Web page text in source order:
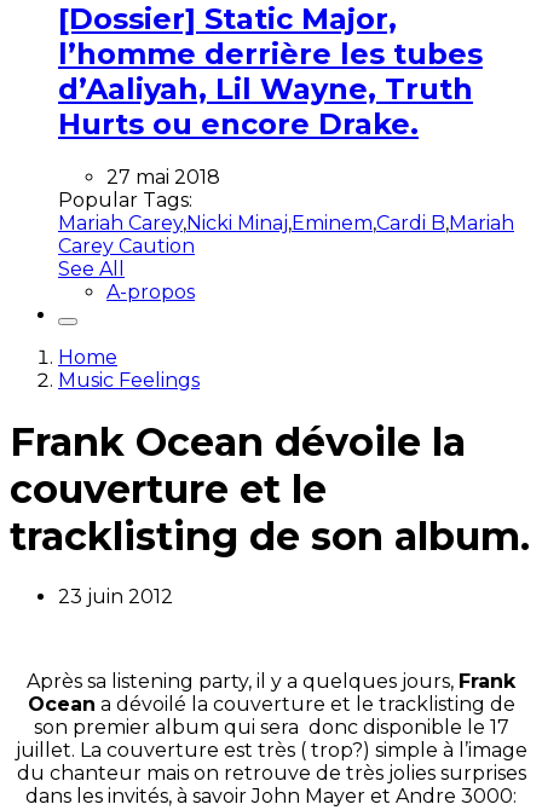
[Dossier] Static Major,
l’homme derrière les tubes
d’Aaliyah, Lil Wayne, Truth
Hurts ou encore Drake.
27 mai 2018
Popular Tags:
Mariah Carey,Nicki Minaj,Eminem,Cardi B,Mariah
Carey Caution
See All
A-propos
Home
Music Feelings
Frank Ocean dévoile la
couverture et le
tracklisting de son album.
23 juin 2012
Après sa listening party, il y a quelques jours, Frank
Ocean a dévoilé la couverture et le tracklisting de
son premier album qui sera donc disponible le 17
juillet. La couverture est très ( trop?) simple à l’image
du chanteur mais on retrouve de très jolies surprises
dans les invités, à savoir John Mayer et Andre 3000: